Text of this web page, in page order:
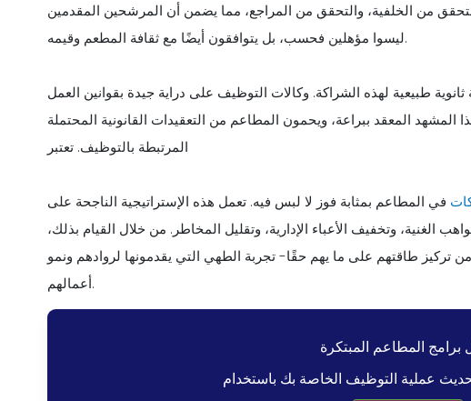
من الخلفية، والتحقق من المراجع، مما يضمن أن المرشحين المقدمين
ليسوا مؤهلين فحسب، بل يتوافقون أيضًا مع ثقافة المطعم وقيمه.
طبيعية لهذه الشراكة. وكالات التوظيف على دراية جيدة بقوانين العمل
المشهد المعقد ببراعة، ويحمون المطاعم من التعقيدات القانونية المحتملة
المرتبطة بالتوظيف. تعتبر
في المطاعم بمثابة فوز لا لبس فيه. تعمل هذه الإستراتيجية الناجحة على
الغنية، وتخفيف الأعباء الإدارية، وتقليل المخاطر. من خلال القيام بذلك،
تركيز طاقتهم على ما يهم حقًا- تجربة الطهي التي يقدمونها لروادهم ونمو
أعمالهم.
برامج المطاعم المبتكرة